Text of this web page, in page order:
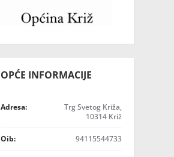
OPĆE INFORMACIJE
Adresa:
Trg Svetog Križa,
10314 Križ
Oib: 94115544733